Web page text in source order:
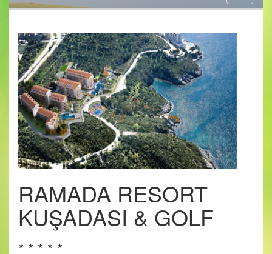
RAMADA RESORT
KUŞADASI & GOLF
* * * * *